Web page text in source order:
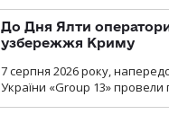
До Дня Ялти
узбережжя Криму
7 серпня 2026 року,
України «Group 13»